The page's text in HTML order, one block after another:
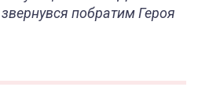
побратим Героя